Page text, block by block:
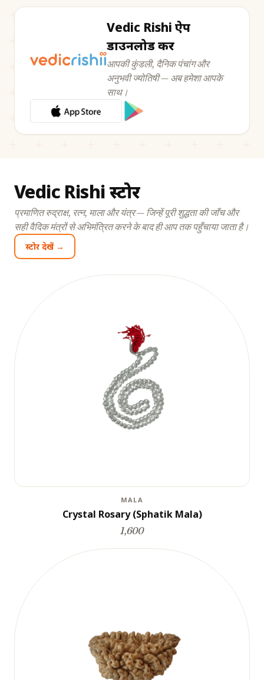
Vedic Rishi ऐप
डाउनलोड करें
आपकी कुंडली, दैनिक पंचांग और
अनुभवी ज्योतिषी — अब हमेशा आपके
साथ।
Vedic Rishi स्टोर
प्रमाणित रुद्राक्ष, रत्न, माला और यंत्र — जिन्हें पूरी शुद्धता की जाँच और
सही वैदिक मंत्रों से अभिमंत्रित करने के बाद ही आप तक पहुँचाया जाता है।
स्टोर देखें →
MALA
Crystal Rosary (Sphatik Mala)
1,600